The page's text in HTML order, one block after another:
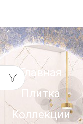
Главная
Плитка
Коллекции